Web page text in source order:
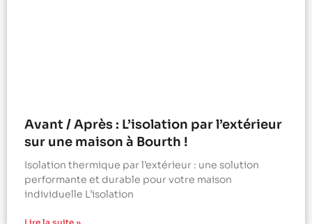
Avant / Après : L’isolation par l’extérieur
sur une maison à Bourth !
Isolation thermique par l’extérieur : une solution
performante et durable pour votre maison
individuelle L’isolation